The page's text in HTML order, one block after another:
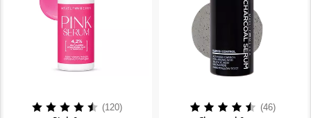
Karakter: (120) 4.3 av 5 muligeKarakter: (46)4.1 av